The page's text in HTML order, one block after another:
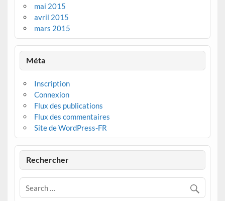
mai 2015
avril 2015
mars 2015
Méta
Inscription
Connexion
Flux des publications
Flux des commentaires
Site de WordPress-FR
Rechercher